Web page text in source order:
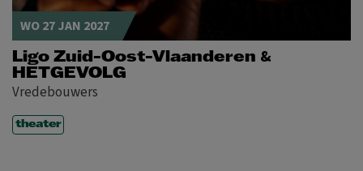
WO 27 JAN 2027
Ligo Zuid-Oost-Vlaanderen &
HETGEVOLG
Vredebouwers
theater